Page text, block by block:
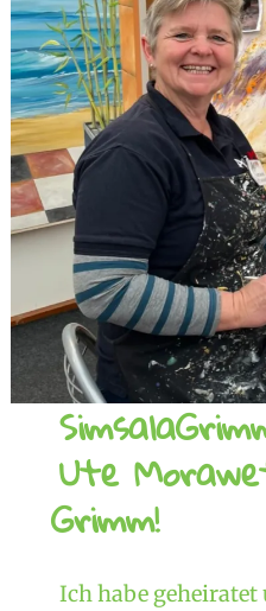
Ute
Grimm!
Ich habe